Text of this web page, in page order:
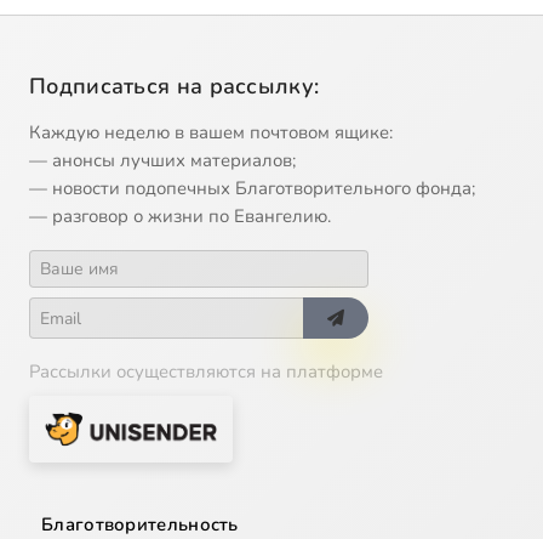
Подписаться на рассылку:
Каждую неделю в вашем почтовом ящике:
— анонсы лучших материалов;
— новости подопечных Благотворительного фонда;
— разговор о жизни по Евангелию.
Рассылки осуществляются на платформе
Благотворительность